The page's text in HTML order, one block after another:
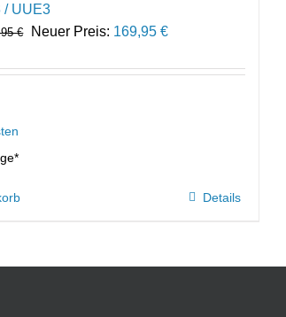
/ UUE3
€
Ursprünglicher
war:
Neuer Preis: 169,95€Aktueller
ist:
Details